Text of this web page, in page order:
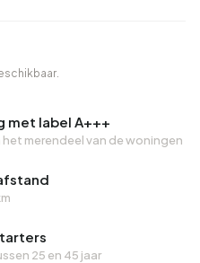
met label A+++
merendeel van de woningen
25 en 45 jaar